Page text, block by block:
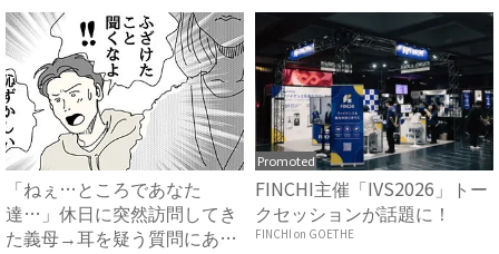
「ねぇ…ところであなた
達…」休日に突然訪問してき
た義母→耳を疑う質問にあ
Promoted
FINCHI主催「IVS2026」トー
クセッションが話題に！
FINCHI on GOETHE